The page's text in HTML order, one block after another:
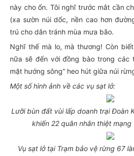
này cho ổn. Tôi nghĩ trước mắt cần
(xa sườn núi dốc, nền cao hơn
trú cho dân tránh mùa mưa bão.
Nghĩ thế mà lo, mà thương! Còn
nữa sẽ đến với đồng bào trong các
mặt hướng sông” heo hút giữa núi
Một số hình ảnh về các vụ sạt lở:
Lưỡi bùn đất vùi lấp doanh trại Đoàn
khiến 22 quân nhân thiệt
Vụ sạt lở tại Trạm bảo vệ rừng 67